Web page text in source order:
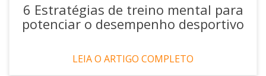
6 Estratégias de treino mental para
potenciar o desempenho desportivo
LEIA O ARTIGO COMPLETO